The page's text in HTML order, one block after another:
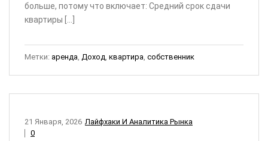
больше, потому что включает: Средний срок сдачи
квартиры […]
Метки: аренда Доход квартира собственник
Лайфхаки И Аналитика Рынка
21 Января, 2026
0